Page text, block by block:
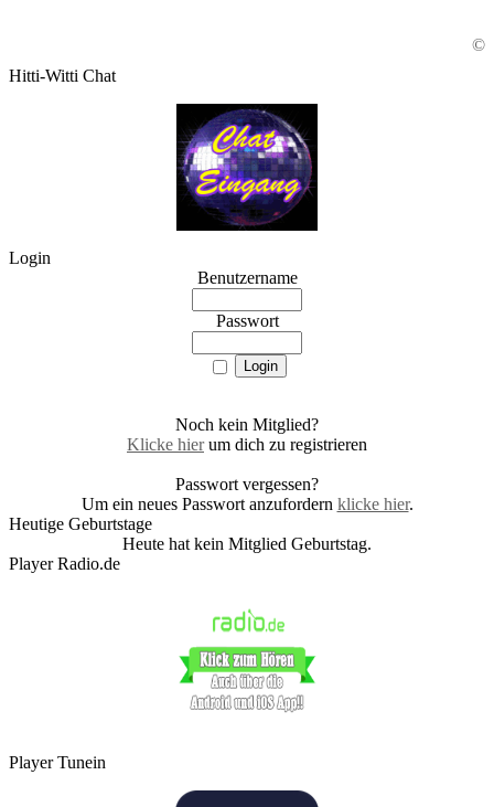
©
Hitti-Witti Chat
Login
Benutzername
Passwort
Noch kein Mitglied?
Klicke hierum dich zu registrieren
Passwort vergessen?
Um ein neues Passwort anzufordern klicke hier.
Heutige Geburtstage
Heute hat kein Mitglied Geburtstag.
Player Radio.de
Player Tunein